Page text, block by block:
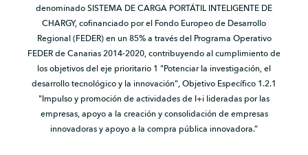
denominado SISTEMA DE CARGA PORTÁTIL INTELIGENTE DE
CHARGY, cofinanciado por el Fondo Europeo de Desarrollo
Regional (FEDER) en un 85% a través del Programa Operativo
FEDER de Canarias 2014-2020, contribuyendo al cumplimiento de
los objetivos del eje prioritario 1 "Potenciar la investigación, el
desarrollo tecnológico y la innovación", Objetivo Específico 1.2.1
"Impulso y promoción de actividades de I+i lideradas por las
empresas, apoyo a la creación y consolidación de empresas
innovadoras y apoyo a la compra pública innovadora.”